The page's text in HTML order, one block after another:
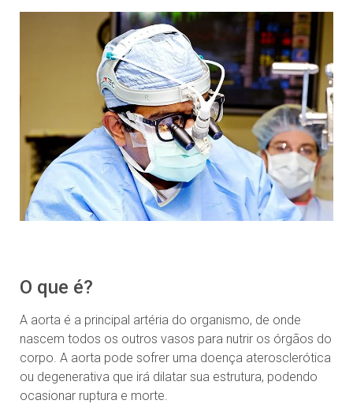
O que é?
A aorta é a principal artéria do organismo, de onde
nascem todos os outros vasos para nutrir os órgãos do
corpo. A aorta pode sofrer uma doença aterosclerótica
ou degenerativa que irá dilatar sua estrutura, podendo
ocasionar ruptura e morte.